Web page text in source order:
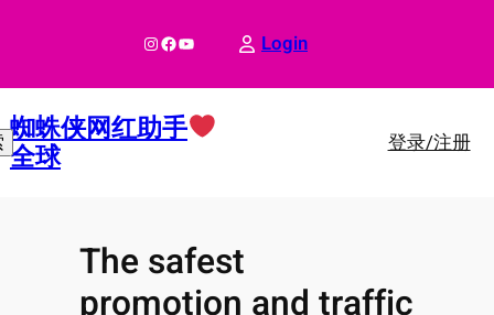
InstagramFacebook YouTube Login
蜘蛛侠网红助手
全球 登录/注册
The safest
promotion and traffic